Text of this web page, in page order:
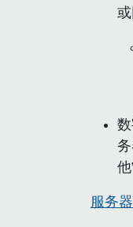
他
服务